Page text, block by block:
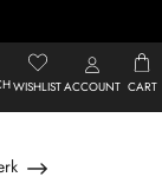
WISHLISTACCOUNT CART